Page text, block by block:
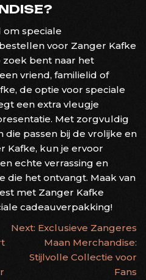
om speciale
voor Zanger Kafke
zoek bent naar het
vriend, familielid of
de optie voor speciale
een extra vleugje
Met zorgvuldig
passen bij de vrolijke en
Kafke, kun je ervoor
echte verrassing en
die het ontvangt. Maak van
met Zanger Kafke
cadeauverpakking!
Next: Exclusieve Zangeres
Maan Merchandise:
Stijlvolle Collectie voor
Fans